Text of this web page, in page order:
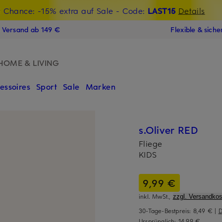
Chance: -15% extra auf Sale - Code: LAST15 Details
Willkommensgutschein mit Beyond sichern
ab 149 € Flexible &
& LIVING
Sport Sale Marken
s.Oliver RED
Fliege
KIDS
9,99 €
inkl. MwSt., zzgl.
30-Tage-Bestpreis: 8,49 € |